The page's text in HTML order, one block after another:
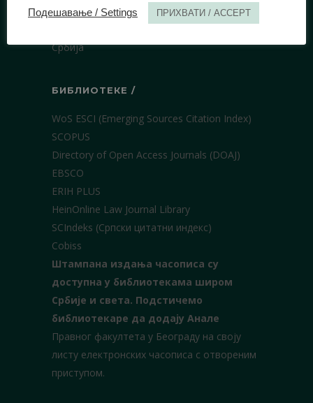
Булевар краља Александра 67
Србија
БИБЛИОТЕКЕ /
WoS ESCI (Emerging Sources Citation Index)
SCOPUS
Directory of Open Access Journals (DOAJ)
EBSCO
ERIH PLUS
HeinOnline Law Journal Library
SCIndeks (Српски цитатни индекс)
Cobiss
Штампана издања часописа су
доступна у библиотекама широм
Србије и света. Подстичемо
библиотекаре да додају Анале
Правног факултета у Београду на своју
листу електронских часописа с отвореним
приступом.
Подешавање / Settings ПРИХВАТИ / ACCEPT